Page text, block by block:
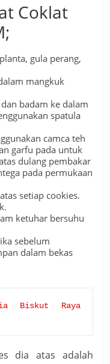
Coklat
gula perang,
mangkuk
badam ke dalam
spatula
camca teh
garfu pada untuk
dulang pembakar
pada permukaan
setiap cookies.
ketuhar bersuhu
sebelum
dalam bekas
Biskut Raya
dia atas adalah